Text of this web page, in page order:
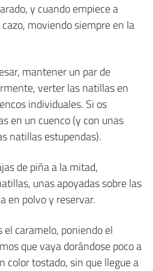
y cuando empiece a
moviendo siempre en la
mantener un par de
verter las natillas en
individuales. Si os
en un cuenco (y con unas
natillas estupendas).
de piña a la mitad,
unas apoyadas sobre las
en polvo y reservar.
caramelo, poniendo el
que vaya dorándose poco a
color tostado, sin que llegue a